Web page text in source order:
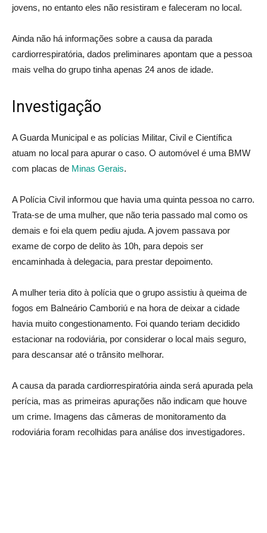
jovens, no entanto eles não resistiram e faleceram no local.
Ainda não há informações sobre a causa da parada
cardiorrespiratória, dados preliminares apontam que a pessoa
mais velha do grupo tinha apenas 24 anos de idade.
Investigação
A Guarda Municipal e as polícias Militar, Civil e Científica
atuam no local para apurar o caso. O automóvel é uma BMW
com placas de Minas Gerais.
A Polícia Civil informou que havia uma quinta pessoa no carro.
Trata-se de uma mulher, que não teria passado mal como os
demais e foi ela quem pediu ajuda. A jovem passava por
exame de corpo de delito às 10h, para depois ser
encaminhada à delegacia, para prestar depoimento.
A mulher teria dito à polícia que o grupo assistiu à queima de
fogos em Balneário Camboriú e na hora de deixar a cidade
havia muito congestionamento. Foi quando teriam decidido
estacionar na rodoviária, por considerar o local mais seguro,
para descansar até o trânsito melhorar.
A causa da parada cardiorrespiratória ainda será apurada pela
perícia, mas as primeiras apurações não indicam que houve
um crime. Imagens das câmeras de monitoramento da
rodoviária foram recolhidas para análise dos investigadores.